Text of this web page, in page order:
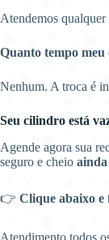
Atendemos
Quanto tempo
Nenhum. A troca é
Seu cilindro está
Agende agora sua
seguro e cheio
👉 Clique abaixo e
Atendimento todos